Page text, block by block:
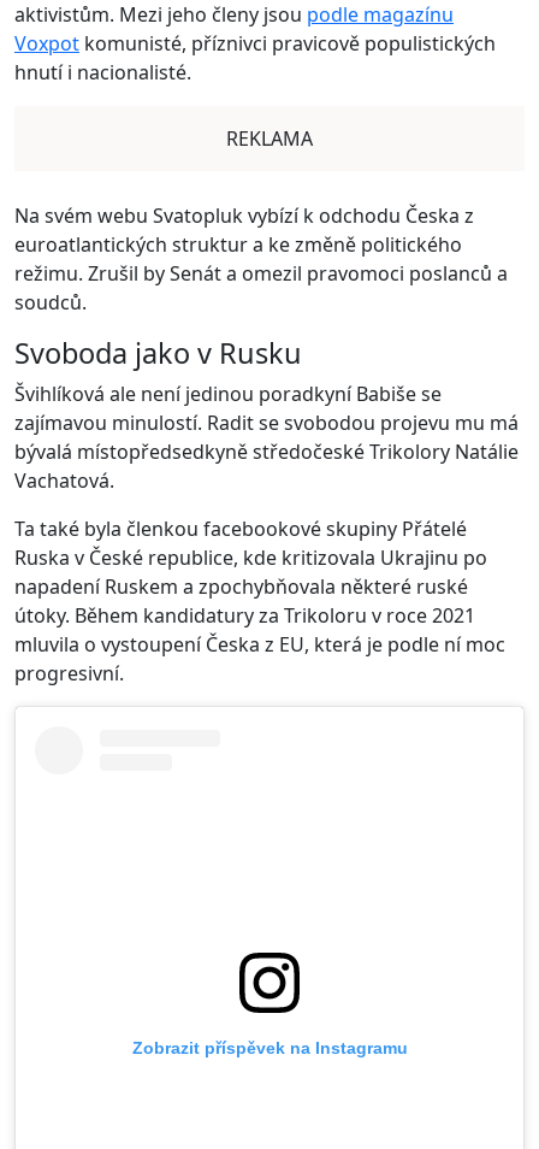
aktivistům. Mezi jeho členy jsou podle magazínu
Voxpot komunisté, příznivci pravicově populistických
hnutí i nacionalisté.
REKLAMA
Na svém webu Svatopluk vybízí k odchodu Česka z
euroatlantických struktur a ke změně politického
režimu. Zrušil by Senát a omezil pravomoci poslanců a
soudců.
Svoboda jako v Rusku
Švihlíková ale není jedinou poradkyní Babiše se
zajímavou minulostí. Radit se svobodou projevu mu má
bývalá místopředsedkyně středočeské Trikolory Natálie
Vachatová.
Ta také byla členkou facebookové skupiny Přátelé
Ruska v České republice, kde kritizovala Ukrajinu po
napadení Ruskem a zpochybňovala některé ruské
útoky. Během kandidatury za Trikoloru v roce 2021
mluvila o vystoupení Česka z EU, která je podle ní moc
progresivní.
Zobrazit příspěvek na Instagramu